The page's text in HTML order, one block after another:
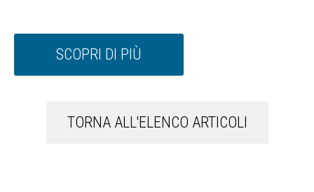
SCOPRI DI PIÙ
TORNA ALL'ELENCO ARTICOLI